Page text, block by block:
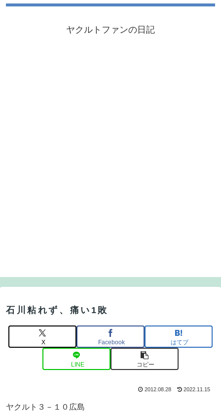
ヤクルトファンの日記
石川粘れず、痛い1敗
X Facebook はてブ
LINE コピー
2012.08.28 2022.11.15
ヤクルト３－１０広島